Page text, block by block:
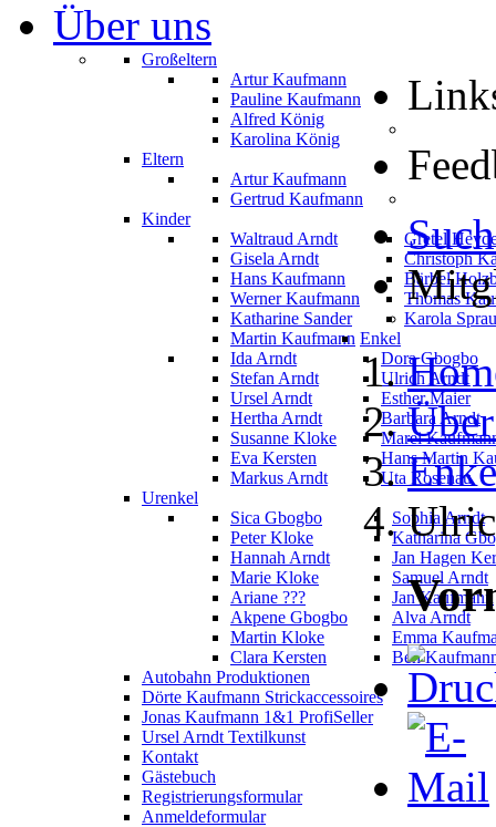
Über uns
Großeltern
Artur Kaufmann
Pauline Kaufmann
Alfred König
Karolina König
Eltern
Artur Kaufmann
Gertrud Kaufmann
Kinder
Waltraud Arndt
Gisela Arndt
Hans Kaufmann
Werner Kaufmann
Katharine Sander
Martin Kaufmann
Gretel
Christoph
Bärbel
Thomas
Karola Sprau
Enkel
Ida Arndt
Stefan Arndt
Ursel Arndt
Hertha Arndt
Susanne Kloke
Eva Kersten
Markus Arndt
Dora Gbogbo
Ulrich Arndt
Esther Maier
Barbara Arndt
Marei
Hans Martin
Uta Rosenau
Urenkel
Sica Gbogbo
Peter Kloke
Hannah Arndt
Marie Kloke
Ariane ???
Akpene Gbogbo
Martin Kloke
Clara Kersten
Sophia Arndt
Katharina
Jan Hagen
Samuel Arndt
Jan Kaufmann
Alva Arndt
Emma
Ben
Autobahn Produktionen
Dörte Kaufmann Strickaccessoires
Jonas Kaufmann 1&1 ProfiSeller
Ursel Arndt Textilkunst
Kontakt
Gästebuch
Registrierungsformular
Anmeldeformular